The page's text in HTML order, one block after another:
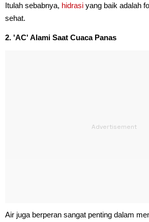
Itulah sebabnya, hidrasi yang baik adalah
sehat.
2. 'AC' Alami Saat Cuaca Panas
Air juga berperan sangat penting dalam